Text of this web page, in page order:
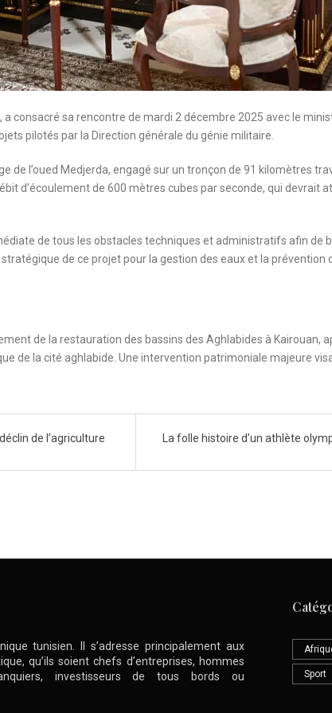
a consacré sa rencontre de mardi 2 décembre 2025 avec le
pilotés par la Direction générale du génie militaire.
de l’oued Medjerda, engagé sur un tronçon de 91 kilomètres
d’écoulement de 600 mètres cubes par seconde, qui devrait
de tous les obstacles techniques et administratifs afin de
de ce projet pour la gestion des eaux et la prévention
de la restauration des bassins des Aghlabides à Kairouan,
de la cité aghlabide. Une intervention patrimoniale majeure
de l’agriculture
La folle histoire d’un athlète
tunisien. Il s’adresse principalement aux
qu’ils soient chefs d’entreprises, hommes
investisseurs de tous bords ou
Sport